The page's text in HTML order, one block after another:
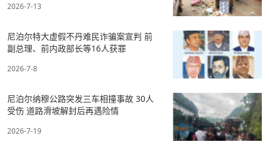
2026-7-13
尼泊尔特大虚假不丹难民诈骗案宣判 前
副总理、前内政部长等16人获罪
2026-7-8
尼泊尔纳穆公路突发三车相撞事故 30人
受伤 道路滑坡解封后再遇险情
2026-7-19